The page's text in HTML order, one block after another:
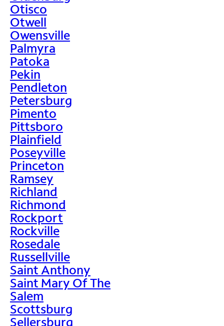
Otisco
Otwell
Owensville
Palmyra
Patoka
Pekin
Pendleton
Petersburg
Pimento
Pittsboro
Plainfield
Poseyville
Princeton
Ramsey
Richland
Richmond
Rockport
Rockville
Rosedale
Russellville
Saint Anthony
Saint Mary Of The
Salem
Scottsburg
Sellersburg